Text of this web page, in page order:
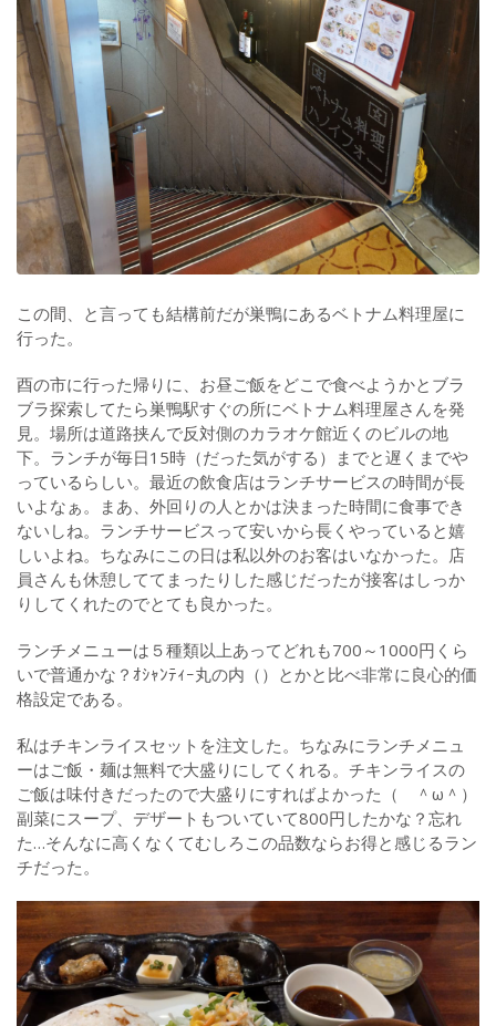
この間、と言っても結構前だが巣鴨にあるベトナム料理屋に
行った。
酉の市に行った帰りに、お昼ご飯をどこで食べようかとブラ
ブラ探索してたら巣鴨駅すぐの所にベトナム料理屋さんを発
見。場所は道路挟んで反対側のカラオケ館近くのビルの地
下。ランチが毎日15時（だった気がする）までと遅くまでや
っているらしい。最近の飲食店はランチサービスの時間が長
いよなぁ。まあ、外回りの人とかは決まった時間に食事でき
ないしね。ランチサービスって安いから長くやっていると嬉
しいよね。ちなみにこの日は私以外のお客はいなかった。店
員さんも休憩しててまったりした感じだったが接客はしっか
りしてくれたのでとても良かった。
ランチメニューは５種類以上あってどれも700～1000円くら
いで普通かな？ｵｼｬﾝﾃｨｰ丸の内（）とかと比べ非常に良心的価
格設定である。
私はチキンライスセットを注文した。ちなみにランチメニュ
ーはご飯・麺は無料で大盛りにしてくれる。チキンライスの
ご飯は味付きだったので大盛りにすればよかった（ ＾ω＾）
副菜にスープ、デザートもついていて800円したかな？忘れ
た…そんなに高くなくてむしろこの品数ならお得と感じるラン
チだった。